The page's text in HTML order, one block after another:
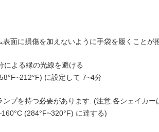
面に損傷を加えないように手袋を履くことが
による縁の光線を避ける
に設定して 7~4分
プを持つ必要があります. (注意:各シェイカー
(284°F~320°F) に達する)